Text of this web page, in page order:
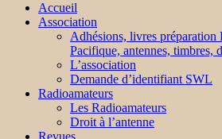
Accueil
Association
Adhésions, livres
Pacifique, antennes, timbres,
L’association
Demande d’identifiant SWL
Radioamateurs
Les Radioamateurs
Droit à l’antenne
Revues